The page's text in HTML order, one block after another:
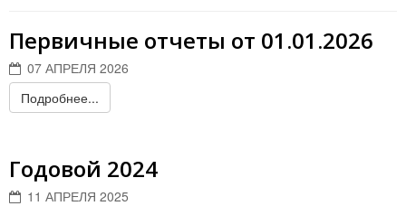
Первичные отчеты от 01.01.2026
07 АПРЕЛЯ 2026
Подробнее...
Годовой 2024
11 АПРЕЛЯ 2025